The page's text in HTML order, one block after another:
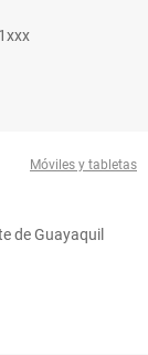
Móviles y tabletas
de Guayaquil